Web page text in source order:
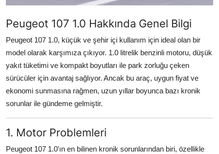
Klima & Konfor
Aydınlatma & Görüş
Şanzıman & Aktarma
Dizel Sistemler
Multimedya & Elektronik
Peugeot 107 1.0 Hakkında Genel Bilgi
Peugeot 107 1.0, küçük ve şehir içi kullanım için ideal olan bir
model olarak karşımıza çıkıyor. 1.0 litrelik benzinli motoru, düşük
yakıt tüketimi ve kompakt boyutları ile park zorluğu çeken
sürücüler için avantaj sağlıyor. Ancak bu araç, uygun fiyat ve
ekonomi sunmasına rağmen, uzun yıllar boyunca bazı kronik
sorunlar ile gündeme gelmiştir.
1. Motor Problemleri
Peugeot 107 1.0'ın en bilinen kronik sorunlarından biri, özellikle